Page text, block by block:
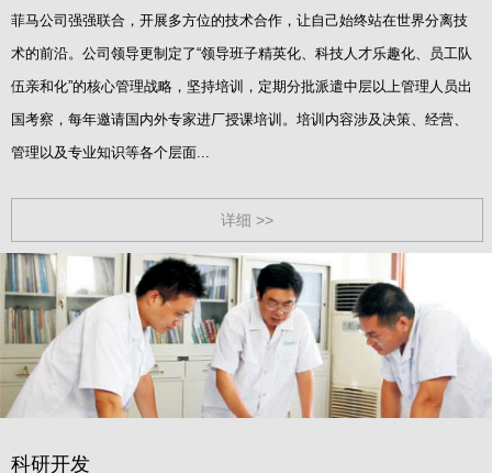
菲马公司强强联合，开展多方位的技术合作，让自己始终站在世界分离技
术的前沿。公司领导更制定了“领导班子精英化、科技人才乐趣化、员工队
伍亲和化”的核心管理战略，坚持培训，定期分批派遣中层以上管理人员出
国考察，每年邀请国内外专家进厂授课培训。培训内容涉及决策、经营、
管理以及专业知识等各个层面...
详细 >>
科研开发